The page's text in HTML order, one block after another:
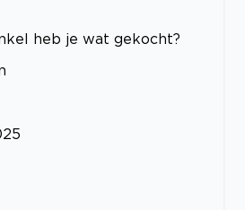
heb je wat gekocht?